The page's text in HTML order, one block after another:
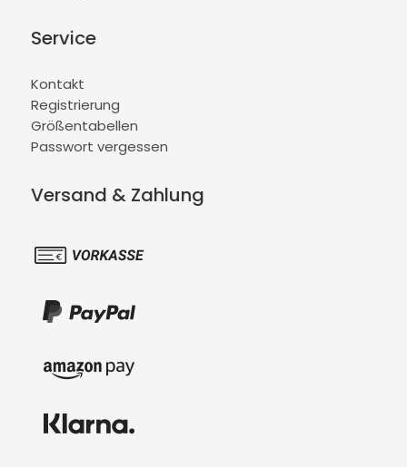
Service
Kontakt
Registrierung
Größentabellen
Passwort vergessen
Versand & Zahlung